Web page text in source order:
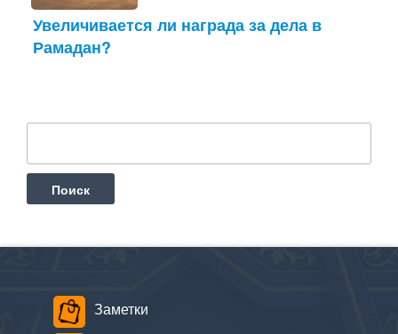
Увеличивается ли награда за дела в
Рамадан?
Заметки